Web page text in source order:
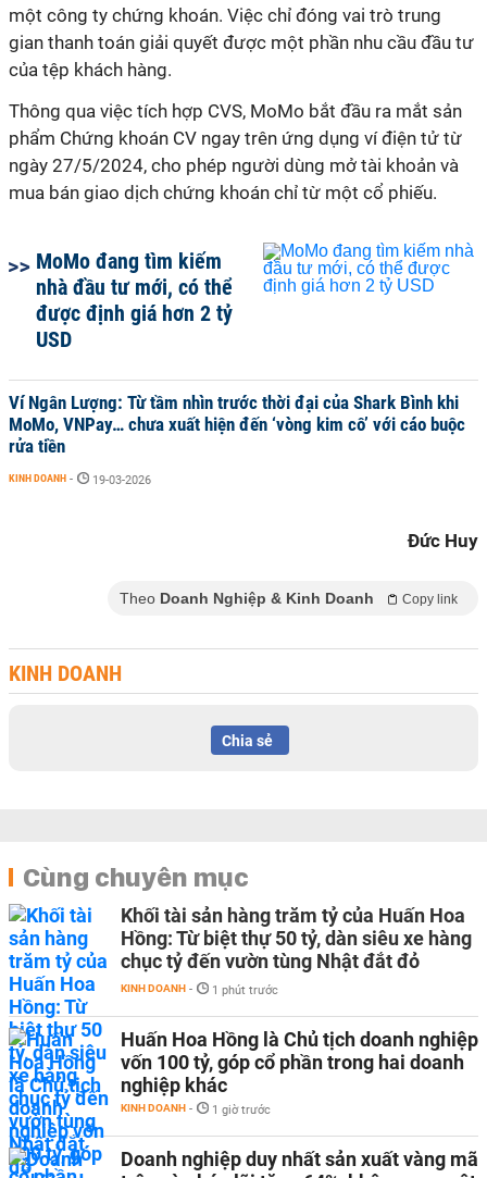
một công ty chứng khoán. Việc chỉ đóng vai trò trung
gian thanh toán giải quyết được một phần nhu cầu đầu tư
của tệp khách hàng.
Thông qua việc tích hợp CVS, MoMo bắt đầu ra mắt sản
phẩm Chứng khoán CV ngay trên ứng dụng ví điện tử từ
ngày 27/5/2024, cho phép người dùng mở tài khoản và
mua bán giao dịch chứng khoán chỉ từ một cổ phiếu.
MoMo đang tìm kiếm
nhà đầu tư mới, có thể
được định giá hơn 2 tỷ
USD
Ví Ngân Lượng: Từ tầm nhìn trước thời đại của Shark Bình khi
MoMo, VNPay… chưa xuất hiện đến ‘vòng kim cô’ với cáo buộc
rửa tiền
KINH DOANH - 19-03-2026
Đức Huy
Theo Doanh Nghiệp & Kinh Doanh Copy link
KINH DOANH
Chia sẻ
Cùng chuyên mục
Khối tài sản hàng trăm tỷ của Huấn Hoa
Hồng: Từ biệt thự 50 tỷ, dàn siêu xe hàng
chục tỷ đến vườn tùng Nhật đắt đỏ
KINH DOANH - 1 phút trước
Huấn Hoa Hồng là Chủ tịch doanh nghiệp
vốn 100 tỷ, góp cổ phần trong hai doanh
nghiệp khác
KINH DOANH - 1 giờ trước
Doanh nghiệp duy nhất sản xuất vàng mã